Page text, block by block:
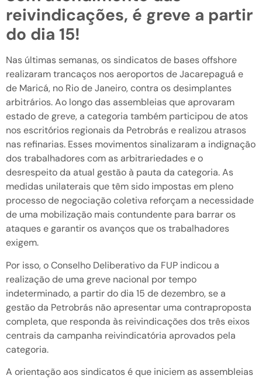
reivindicações, é greve a partir
do dia 15!
Nas últimas semanas, os sindicatos de bases offshore
realizaram trancaços nos aeroportos de Jacarepaguá e
de Maricá, no Rio de Janeiro, contra os desimplantes
arbitrários. Ao longo das assembleias que aprovaram
estado de greve, a categoria também participou de atos
nos escritórios regionais da Petrobrás e realizou atrasos
nas refinarias. Esses movimentos sinalizaram a indignação
dos trabalhadores com as arbitrariedades e o
desrespeito da atual gestão à pauta da categoria. As
medidas unilaterais que têm sido impostas em pleno
processo de negociação coletiva reforçam a necessidade
de uma mobilização mais contundente para barrar os
ataques e garantir os avanços que os trabalhadores
exigem.
Por isso, o Conselho Deliberativo da FUP indicou a
realização de uma greve nacional por tempo
indeterminado, a partir do dia 15 de dezembro, se a
gestão da Petrobrás não apresentar uma contraproposta
completa, que responda às reivindicações dos três eixos
centrais da campanha reivindicatória aprovados pela
categoria.
A orientação aos sindicatos é que iniciem as assembleias